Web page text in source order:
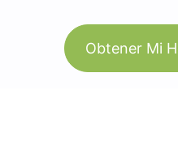
Obtener Mi